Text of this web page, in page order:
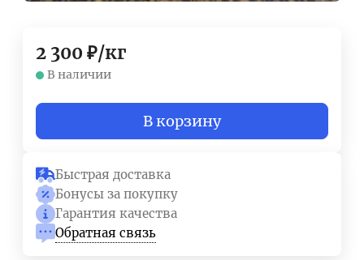
2 300 ₽/кг
В наличии
В корзину
Быстрая доставка
Бонусы за покупку
Гарантия качества
Обратная связь